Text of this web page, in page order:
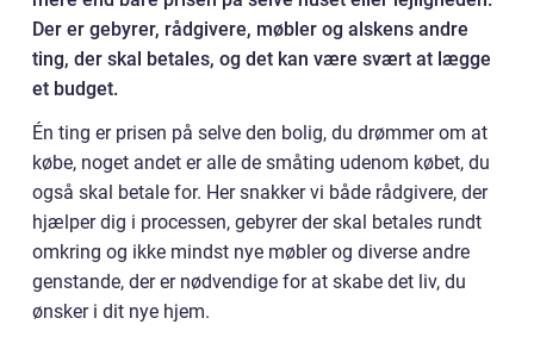
Der er gebyrer, rådgivere, møbler og alskens andre
ting, der skal betales, og det kan være svært at lægge
et budget.
Én ting er prisen på selve den bolig, du drømmer om at
købe, noget andet er alle de småting udenom købet, du
også skal betale for. Her snakker vi både rådgivere, der
hjælper dig i processen, gebyrer der skal betales rundt
omkring og ikke mindst nye møbler og diverse andre
genstande, der er nødvendige for at skabe det liv, du
ønsker i dit nye hjem.